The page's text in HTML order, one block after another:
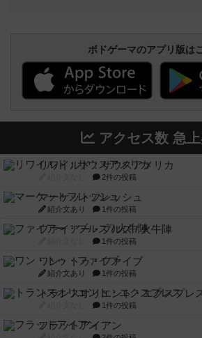
ボドゲーマのアプリ版は
アクセス数 急
リワイルド：サウスアメリカ
2件の投稿
マーケットフレッシュ
紹介文あり 1件の投稿
ファイアー・ブルズ / 火牛陣
1件の投稿
ワン・トゥ・ファイブ
紹介文あり 1件の投稿
トランスオリエント・エクスプレ
1件の投稿
フラットアイアン